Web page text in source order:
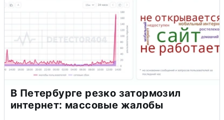
В Петербурге резко затормозил
интернет: массовые жалобы